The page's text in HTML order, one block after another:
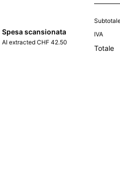
IVA
Totale
Spesa scansionata
AI extracted CHF 42.50